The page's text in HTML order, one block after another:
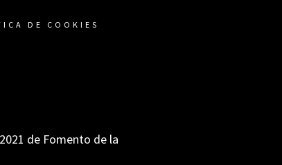
DE COOKIES
de Fomento de la